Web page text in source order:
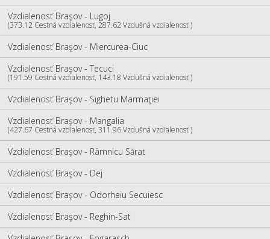
Vzdialenosť Braşov - Lugoj
(373.12 Cestná vzdialenosť, 287.62 Vzdušná vzdialenosť )
Vzdialenosť Braşov - Miercurea-Ciuc
Vzdialenosť Braşov - Tecuci
(191.59 Cestná vzdialenosť, 143.18 Vzdušná vzdialenosť )
Vzdialenosť Braşov - Sighetu Marmaţiei
Vzdialenosť Braşov - Mangalia
(427.67 Cestná vzdialenosť, 311.96 Vzdušná vzdialenosť )
Vzdialenosť Braşov - Râmnicu Sărat
Vzdialenosť Braşov - Dej
Vzdialenosť Braşov - Odorheiu Secuiesc
Vzdialenosť Braşov - Reghin-Sat